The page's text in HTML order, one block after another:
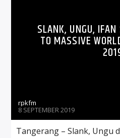
SLANK, UNGU,
TO MASSIVE
rpkfm
8 SEPTEMBER 2019
Tangerang – Slank, Ungu